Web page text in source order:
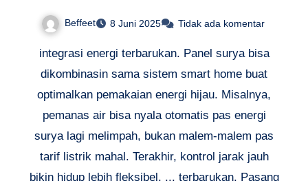
Lingkungan
Beffeet 8 Juni 2025 Tidak ada komentar
integrasi energi terbarukan. Panel surya bisa
dikombinasin sama sistem smart home buat
optimalkan pemakaian energi hijau. Misalnya,
pemanas air bisa nyala otomatis pas energi
surya lagi melimpah, bukan malem-malem pas
tarif listrik mahal. Terakhir, kontrol jarak jauh
bikin hidup lebih fleksibel. ... terbarukan. Pasang